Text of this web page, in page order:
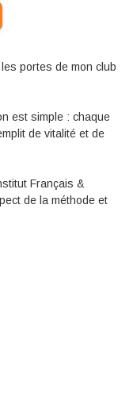
portes de mon club
est simple : chaque
de vitalité et de
Français &
de la méthode et